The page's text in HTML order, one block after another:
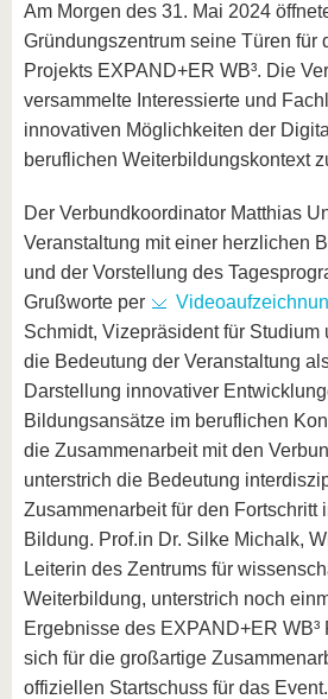
Am Morgen des 31. Mai 2024
Gründungszentrum seine Türen für
Projekts EXPAND+ER WB³. Die
versammelte Interessierte und
innovativen Möglichkeiten der
beruflichen Weiterbildungskontext
Der Verbundkoordinator Matthias
Veranstaltung mit einer herzlichen
und der Vorstellung des
Grußworte per
Schmidt, Vizepräsident für Studium
die Bedeutung der Veranstaltung
Darstellung innovativer
Bildungsansätze im beruflichen
die Zusammenarbeit mit den
unterstrich die Bedeutung
Zusammenarbeit für den Fortschritt
Bildung. Prof.in Dr. Silke Michalk,
Leiterin des Zentrums für
Weiterbildung, unterstrich noch
Ergebnisse des EXPAND+ER WB³
sich für die großartige
offiziellen Startschuss für das Event.